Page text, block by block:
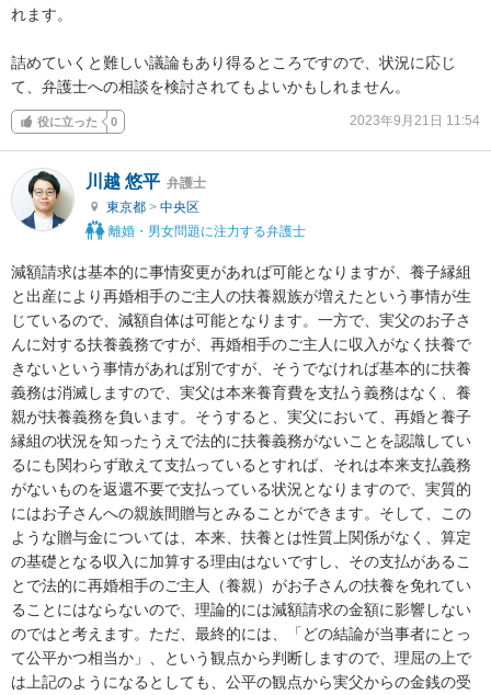
れます。
詰めていくと難しい議論もあり得るところですので、状況に応じ
て、弁護士への相談を検討されてもよいかもしれません。
役に立った 0 2023年9月21日 11:54
川越 悠平 弁護士
東京都 > 中央区
離婚・男女問題に注力する弁護士
減額請求は基本的に事情変更があれば可能となりますが、養子縁組
と出産により再婚相手のご主人の扶養親族が増えたという事情が生
じているので、減額自体は可能となります。一方で、実父のお子さ
んに対する扶養義務ですが、再婚相手のご主人に収入がなく扶養で
きないという事情があれば別ですが、そうでなければ基本的に扶養
義務は消滅しますので、実父は本来養育費を支払う義務はなく、養
親が扶養義務を負います。そうすると、実父において、再婚と養子
縁組の状況を知ったうえで法的に扶養義務がないことを認識してい
るにも関わらず敢えて支払っているとすれば、それは本来支払義務
がないものを返還不要で支払っている状況となりますので、実質的
にはお子さんへの親族間贈与とみることができます。そして、この
ような贈与金については、本来、扶養とは性質上関係がなく、算定
の基礎となる収入に加算する理由はないですし、その支払があるこ
とで法的に再婚相手のご主人（養親）がお子さんの扶養を免れてい
ることにはならないので、理論的には減額請求の金額に影響しない
のではと考えます。ただ、最終的には、「どの結論が当事者にとっ
て公平かつ相当か」、という観点から判断しますので、理屈の上で
は上記のようになるとしても、公平の観点から実父からの金銭の受